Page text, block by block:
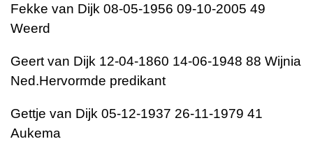
Fekke van Dijk 08-05-1956 09-10-2005 49
Weerd
Geert van Dijk 12-04-1860 14-06-1948 88 Wijnia
Ned.Hervormde predikant
Gettje van Dijk 05-12-1937 26-11-1979 41
Aukema